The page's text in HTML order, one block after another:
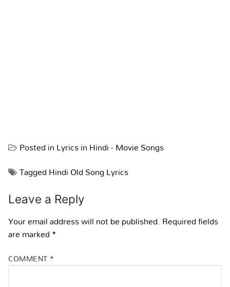
Posted inLyrics in Hindi - Movie Songs
TaggedHindi Old Song Lyrics
Leave a Reply
Your email address will not be published. Required fields
are marked*
COMMENT *